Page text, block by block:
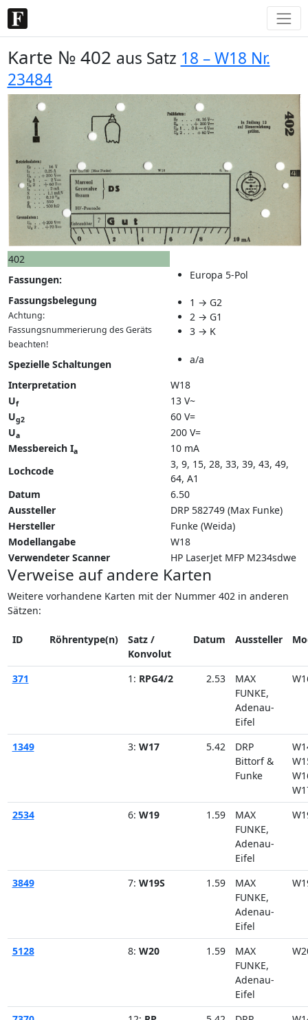
Karte № 402 aus Satz 18 – W18 Nr.
23484
402
Fassungen:
Europa 5-Pol
Fassungsbelegung
Achtung:
Fassungsnummerierung des Geräts
beachten!
1 → G2
2 → G1
3 → K
Spezielle Schaltungen
a/a
Interpretation
W18
Uf
13 V~
Ug2
60 V=
Ua
200 V=
Messbereich Ia
10 mA
Lochcode
3, 9, 15, 28, 33, 39, 43, 49,
64, A1
Datum
6.50
Aussteller
DRP 582749 (Max Funke)
Hersteller
Funke (Weida)
Modellangabe
W18
Verwendeter Scanner
HP LaserJet MFP M234sdwe
Verweise auf andere Karten
Weitere vorhandene Karten mit der Nummer 402 in anderen
Sätzen:
ID Röhrentype(n)
Satz /
Konvolut
Datum Aussteller
371 1: RPG4/2 2.53
MAX
FUNKE,
Adenau-
Eifel
1349 3: W17 5.42
DRP
Bittorf &
Funke
2534
6: W19 1.59
MAX
FUNKE,
Adenau-
Eifel
3849 7: W19S 1.59
MAX
FUNKE,
Adenau-
Eifel
5128 8: W20 1.59
MAX
FUNKE,
Adenau-
Eifel